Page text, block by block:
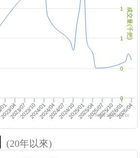
成交量(千把)
04
2023/072023/102024/012024/042024/072024/102025/012025/042025/072025/102026/012026/04
0
0
1
1
https://twfood.cc
(20年以來)